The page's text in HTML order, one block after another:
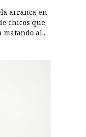
arranca en
chicos que
matando al...